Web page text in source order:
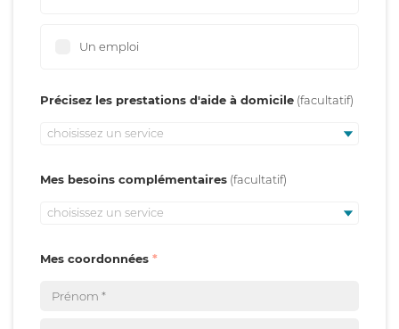
Un emploi
Précisez les prestations d'aide à domicile
choisissez un service
Mes besoins complémentaires
choisissez un service
Mes coordonnées